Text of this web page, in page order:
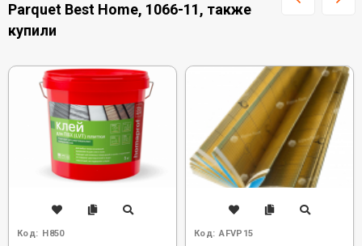
Parquet Best Home, 1066-11, также
купили
Код: H850 Код: AFVP15